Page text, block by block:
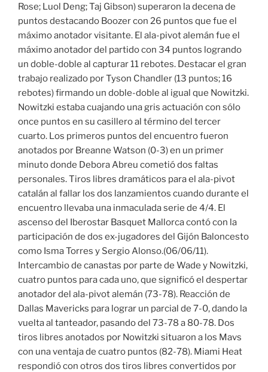
Rose; Luol Deng; Taj Gibson) superaron la decena de
puntos destacando Boozer con 26 puntos que fue el
máximo anotador visitante. El ala-pivot alemán fue el
máximo anotador del partido con 34 puntos logrando
un doble-doble al capturar 11 rebotes. Destacar el gran
trabajo realizado por Tyson Chandler (13 puntos; 16
rebotes) firmando un doble-doble al igual que Nowitzki.
Nowitzki estaba cuajando una gris actuación con sólo
once puntos en su casillero al término del tercer
cuarto. Los primeros puntos del encuentro fueron
anotados por Breanne Watson (0-3) en un primer
minuto donde Debora Abreu cometió dos faltas
personales. Tiros libres dramáticos para el ala-pivot
catalán al fallar los dos lanzamientos cuando durante el
encuentro llevaba una inmaculada serie de 4/4. El
ascenso del Iberostar Basquet Mallorca contó con la
participación de dos ex-jugadores del Gijón Baloncesto
como Isma Torres y Sergio Alonso.(06/06/11).
Intercambio de canastas por parte de Wade y Nowitzki,
cuatro puntos para cada uno, que significó el despertar
anotador del ala-pivot alemán (73-78). Reacción de
Dallas Mavericks para lograr un parcial de 7-0, dando la
vuelta al tanteador, pasando del 73-78 a 80-78. Dos
tiros libres anotados por Nowitzki situaron a los Mavs
con una ventaja de cuatro puntos (82-78). Miami Heat
respondió con otros dos tiros libres convertidos por